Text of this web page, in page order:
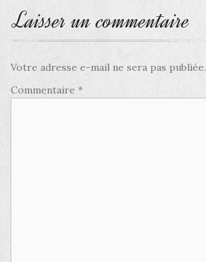
Laisser un commentaire
Votre adresse e-mail ne sera pas publiée.
Commentaire *